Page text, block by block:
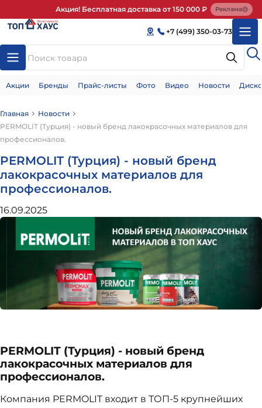
Акция! Бесплатная доставка от 150 000 ₽ Реклама
+7 (499) 350-03-73
Акции Бренды Прайс-листы Фото Видео Новости
Главная
Новости
PERMOLIT (Турция) - новый бренд лакокрасочных материалов для
профессионалов.
PERMOLIT (Турция) - новый бренд
лакокрасочных материалов для
профессионалов.
16.09.2025
PERMOLIT (Турция) - новый бренд
лакокрасочных материалов для
профессионалов.
Компания PERMOLIT входит в ТОП-5 крупнейших